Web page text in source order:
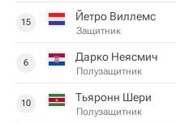
15 Йетро Виллемс
Защитник
6 Дарко Неясмич
Полузащитник
10 Тьяронн Шери
Полузащитник